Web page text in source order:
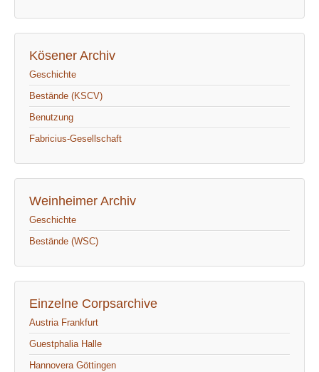
Kösener Archiv
Geschichte
Bestände (KSCV)
Benutzung
Fabricius-Gesellschaft
Weinheimer Archiv
Geschichte
Bestände (WSC)
Einzelne Corpsarchive
Austria Frankfurt
Guestphalia Halle
Hannovera Göttingen